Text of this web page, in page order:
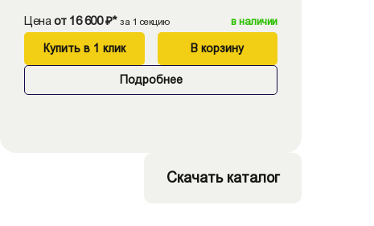
Цена от 16 600 ₽* за 1 секцию в наличии
Купить в 1 клик В корзину
Подробнее
Скачать каталог